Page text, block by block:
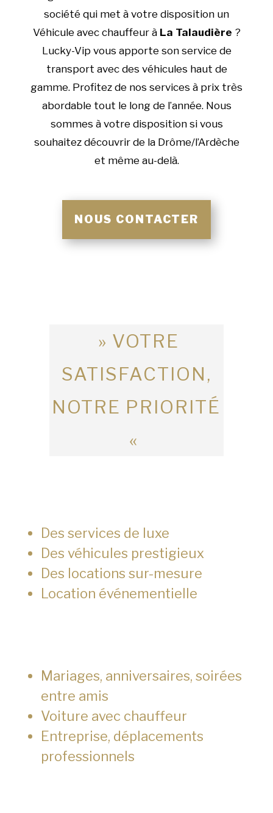
société qui met à votre disposition un
Véhicule avec chauffeur à La Talaudière ?
Lucky-Vip vous apporte son service de
transport avec des véhicules haut de
gamme. Profitez de nos services à prix très
abordable tout le long de l’année. Nous
sommes à votre disposition si vous
souhaitez découvrir de la Drôme/l’Ardèche
et même au-delà.
NOUS CONTACTER
» VOTRE
SATISFACTION,
NOTRE PRIORITÉ
«
Des services de luxe
Des véhicules prestigieux
Des locations sur-mesure
Location événementielle
Mariages, anniversaires, soirées
entre amis
Voiture avec chauffeur
Entreprise, déplacements
professionnels